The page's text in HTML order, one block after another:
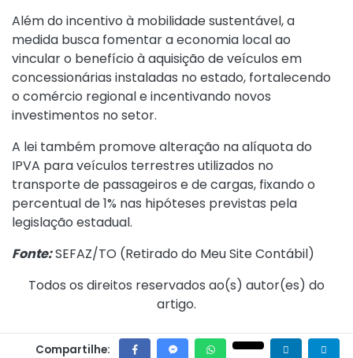
Além do incentivo à mobilidade sustentável, a
medida busca fomentar a economia local ao
vincular o benefício à aquisição de veículos em
concessionárias instaladas no estado, fortalecendo
o comércio regional e incentivando novos
investimentos no setor.
A lei também promove alteração na alíquota do
IPVA para veículos terrestres utilizados no
transporte de passageiros e de cargas, fixando o
percentual de 1% nas hipóteses previstas pela
legislação estadual.
Fonte:SEFAZ/TO (Retirado do Meu Site Contábil)
Todos os direitos reservados ao(s) autor(es) do
artigo.
Compartilhe: